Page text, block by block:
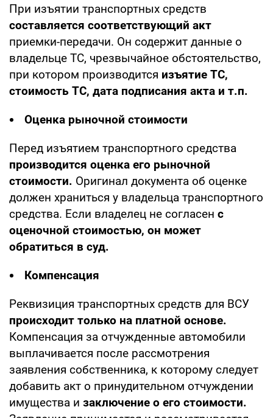
При изъятии транспортных средств
составляется соответствующий акт
приемки-передачи. Он содержит данные о
владельце ТС, чрезвычайное обстоятельство,
при котором производится изъятие ТС,
стоимость ТС, дата подписания акта и т.п.
Оценка рыночной стоимости
Перед изъятием транспортного средства
производится оценка его рыночной
стоимости. Оригинал документа об оценке
должен храниться у владельца транспортного
средства. Если владелец не согласен с
оценочной стоимостью, он может
обратиться в суд.
Компенсация
Реквизиция транспортных средств для ВСУ
происходит только на платной основе.
Компенсация за отчужденные автомобили
выплачивается после рассмотрения
заявления собственника, к которому следует
добавить акт о принудительном отчуждении
имущества и заключение о его стоимости.